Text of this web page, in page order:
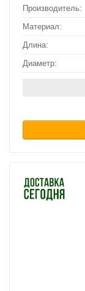
Производитель:
Материал:
Длина:
Диаметр: